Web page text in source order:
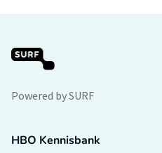
Powered by SURF
HBO Kennisbank